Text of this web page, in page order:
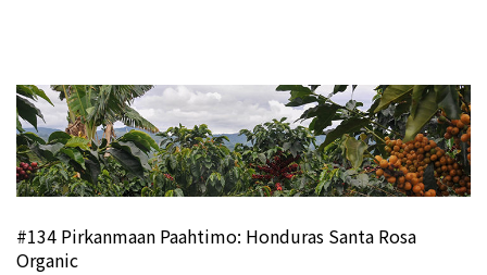
#134 Pirkanmaan Paahtimo: Honduras Santa Rosa
Organic